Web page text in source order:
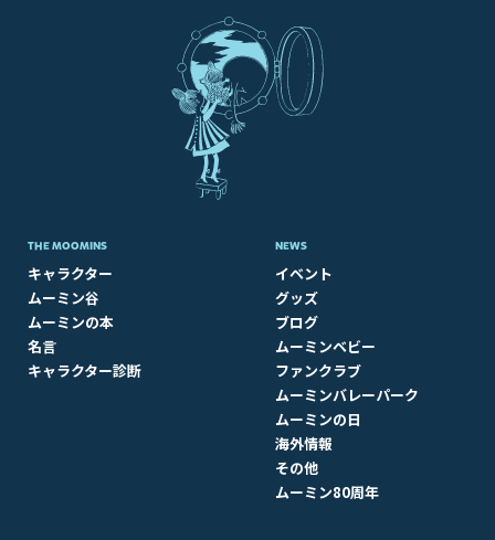
THE MOOMINS
キャラクター
ムーミン谷
ムーミンの本
名言
キャラクター診断
NEWS
イベント
グッズ
ブログ
ムーミンベビー
ファンクラブ
ムーミンバレーパーク
ムーミンの日
海外情報
その他
ムーミン80周年